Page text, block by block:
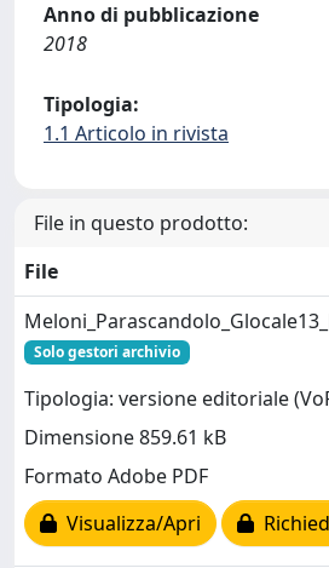
Anno di pubblicazione
2018
Tipologia:
1.1 Articolo in rivista
File in questo prodotto:
File
Solo gestori archivio
Tipologia: versione editoriale
Dimensione 859.61 kB
Formato Adobe PDF
Visualizza/Apri